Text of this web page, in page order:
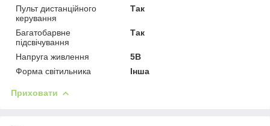
Пульт дистанційного
керування
Так
Багатобарвне
підсвічування
Так
Напруга живлення
5В
Форма світильника
Інша
Приховати